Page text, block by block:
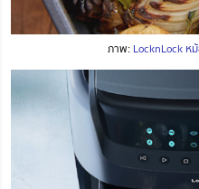
ภาพ: LocknLock ห